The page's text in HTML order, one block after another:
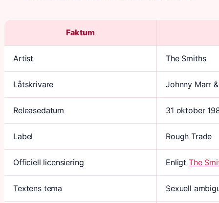
Faktum
Artist The Smiths
Låtskrivare Johnny Marr
Releasedatum 31 oktober
Label Rough Trade
Officiell licensiering Enligt The
Textens tema Sexuell